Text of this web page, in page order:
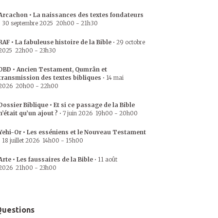
• La naissances des textes fondateurs
30 septembre 2025 20h00 - 21h30
• La fabuleuse histoire de la Bible • 29 octobre
22h00 - 23h30
• Ancien Testament, Qumrân et
des textes bibliques • 14 mai
20h00 - 22h00
Biblique • Et si ce passage de la Bible
qu’un ajout ? • 7 juin 2026 19h00 - 20h00
Or • Les esséniens et le Nouveau Testament
18 juillet 2026 14h00 - 15h00
• Les faussaires de la Bible • 11 août
21h00 - 23h00